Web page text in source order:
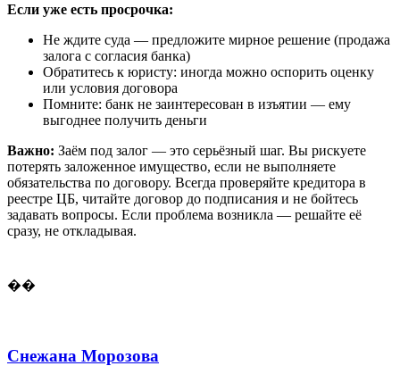
Если уже есть просрочка:
Не ждите суда — предложите мирное решение (продажа
залога с согласия банка)
Обратитесь к юристу: иногда можно оспорить оценку
или условия договора
Помните: банк не заинтересован в изъятии — ему
выгоднее получить деньги
Важно: Заём под залог — это серьёзный шаг. Вы рискуете
потерять заложенное имущество, если не выполняете
обязательства по договору. Всегда проверяйте кредитора в
реестре ЦБ, читайте договор до подписания и не бойтесь
задавать вопросы. Если проблема возникла — решайте её
сразу, не откладывая.
��
Снежана Морозова